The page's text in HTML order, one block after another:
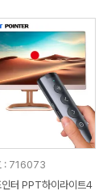
: 716073
인터 PPT하이라이트4